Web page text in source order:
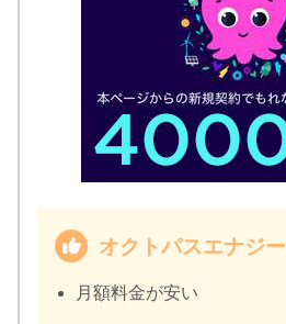
オクトパスエナジー
月額料金が安い